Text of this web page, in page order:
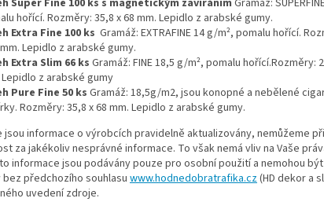
hořící. Rozměry: 35,8 x 68 mm. Lepidlo z arabské gumy.
Extra Fine 100 ks Gramáž: EXTRAFINE 14 g/m², pomalu hořící.
Lepidlo z arabské gumy.
Extra Slim 66 ks Gramáž: FINE 18,5 g/m², pomalu hořící.Rozměry:
z arabské gumy
Pure Fine 50 ksGramáž: 18,5g/m2, jsou konopné a nebělené
Rozměry: 35,8 x 68 mm. Lepidlo z arabské gumy.
jsou informace o výrobcích pravidelně aktualizovány, nemůžeme
za jakékoliv nesprávné informace. To však nemá vliv na Vaše
informace jsou podávány pouze pro osobní použití a nemohou
předchozího souhlasu www.hodnedobratrafika.cz(HD dekor a
uvedení zdroje.